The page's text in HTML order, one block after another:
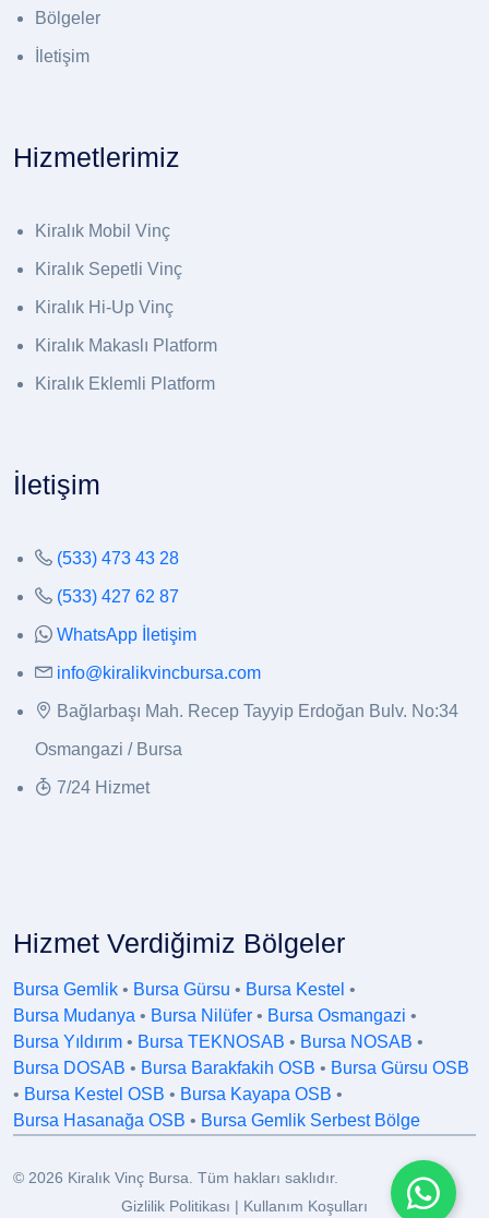
Bölgeler
İletişim
Hizmetlerimiz
Kiralık Mobil Vinç
Kiralık Sepetli Vinç
Kiralık Hi-Up Vinç
Kiralık Makaslı Platform
Kiralık Eklemli Platform
İletişim
(533) 473 43 28
(533) 427 62 87
WhatsApp İletişim
info@kiralikvincbursa.com
Bağlarbaşı Mah. Recep Tayyip Erdoğan Bulv. No:34
Osmangazi / Bursa
7/24 Hizmet
Hizmet Verdiğimiz Bölgeler
Bursa Gemlik • Bursa Gürsu • Bursa Kestel •
Bursa Mudanya • Bursa Nilüfer • Bursa Osmangazi •
Bursa Yıldırım • Bursa TEKNOSAB • Bursa NOSAB •
Bursa DOSAB • Bursa Barakfakih OSB • Bursa Gürsu OSB
• Bursa Kestel OSB • Bursa Kayapa OSB •
Bursa Hasanağa OSB • Bursa Gemlik Serbest Bölge
© 2026 Kiralık Vinç Bursa. Tüm hakları saklıdır.
Gizlilik Politikası | Kullanım Koşulları